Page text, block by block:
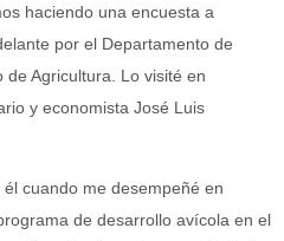
haciendo una encuesta a
por el Departamento de
de Agricultura. Lo visité en
y economista José Luis
cuando me desempeñé en
de desarrollo avícola en el